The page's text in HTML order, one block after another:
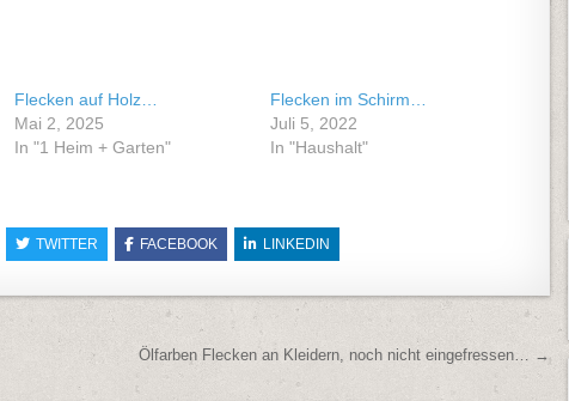
Flecken auf Holz…
Mai 2, 2025
In "1 Heim + Garten"
Flecken im Schirm…
Juli 5, 2022
In "Haushalt"
TWITTER FACEBOOK LINKEDIN
Ölfarben Flecken an Kleidern, noch nicht eingefressen… →